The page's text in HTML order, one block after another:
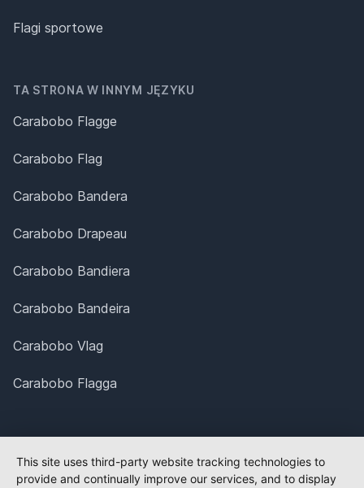
Flagi sportowe
TA STRONA W INNYM JĘZYKU
Carabobo Flagge
Carabobo Flag
Carabobo Bandera
Carabobo Drapeau
Carabobo Bandiera
Carabobo Bandeira
Carabobo Vlag
Carabobo Flagga
This site uses third-party website tracking technologies to
provide and continually improve our services, and to display